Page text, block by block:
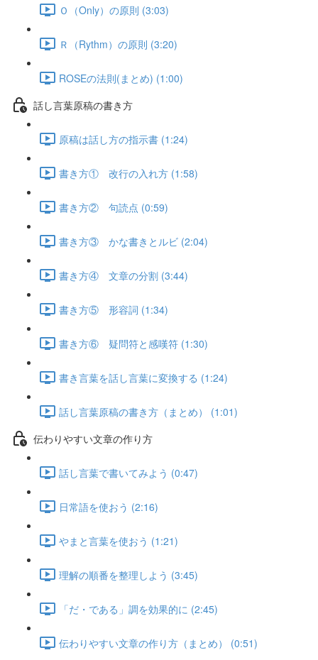
Ｏ（Only）の原則 (3:03)
Ｒ（Rythm）の原則 (3:20)
ROSEの法則(まとめ) (1:00)
話し言葉原稿の書き方
原稿は話し方の指示書 (1:24)
書き方① 改行の入れ方 (1:58)
書き方② 句読点 (0:59)
書き方③ かな書きとルビ (2:04)
書き方④ 文章の分割 (3:44)
書き方⑤ 形容詞 (1:34)
書き方⑥ 疑問符と感嘆符 (1:30)
書き言葉を話し言葉に変換する (1:24)
話し言葉原稿の書き方（まとめ） (1:01)
伝わりやすい文章の作り方
話し言葉で書いてみよう (0:47)
日常語を使おう (2:16)
やまと言葉を使おう (1:21)
理解の順番を整理しよう (3:45)
「だ・である」調を効果的に (2:45)
伝わりやすい文章の作り方（まとめ） (0:51)